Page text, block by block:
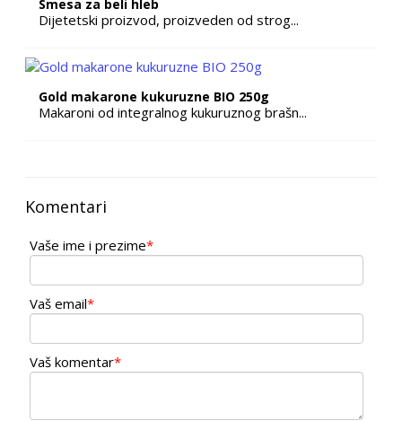
Smesa za beli hleb
Dijetetski proizvod, proizveden od strog...
Gold makarone kukuruzne BIO 250g
Makaroni od integralnog kukuruznog brašn...
Komentari
Vaše ime i prezime*
Vaš email*
Vaš komentar*